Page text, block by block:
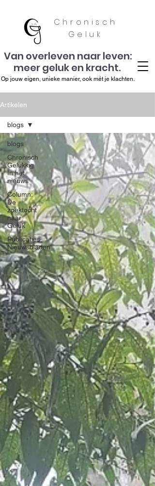
Op jouw eigen, unieke manier, ook mét je klachten.
Chronisch
Geluk
Van overleven naar leven:
meer geluk en kracht.
Artikelen
blogs
Chronisch
Gelukkig
In het
nieuws
Column:
De
zoektocht
naar
Geluk
Publicaties
Nieuwsbladen
blogs